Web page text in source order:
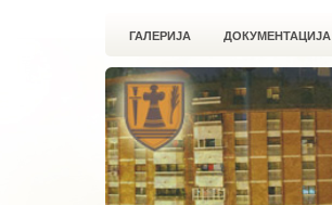
ГАЛЕРИЈА ДОКУМЕНТАЦИЈА